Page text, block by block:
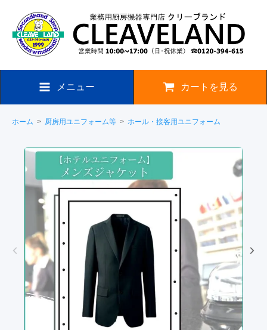
メニュー カートを見る
ホーム > 厨房用ユニフォーム等 > ホール・接客用ユニフォーム